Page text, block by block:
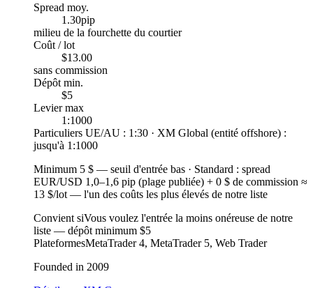
Spread moy.
1.30pip
milieu de la fourchette du courtier
Coût / lot
$13.00
sans commission
Dépôt min.
$5
Levier max
1:1000
Particuliers UE/AU : 1:30 · XM Global (entité offshore) :
jusqu'à 1:1000
Minimum 5 $ — seuil d'entrée bas · Standard : spread
EUR/USD 1,0–1,6 pip (plage publiée) + 0 $ de commission ≈
13 $/lot — l'un des coûts les plus élevés de notre liste
Convient siVous voulez l'entrée la moins onéreuse de notre
liste — dépôt minimum $5
PlateformesMetaTrader 4, MetaTrader 5, Web Trader
Founded in 2009